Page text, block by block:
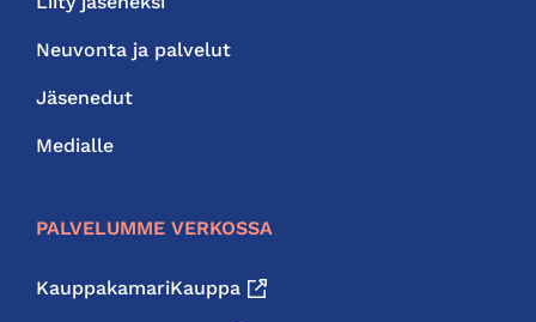
Neuvonta ja palvelut
Jäsenedut
Medialle
PALVELUMME VERKOSSA
KauppakamariKauppa